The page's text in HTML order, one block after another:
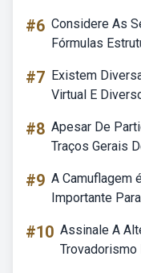
#6 Considere As
Fórmulas
#7 Existem
Virtual E
#8 Apesar De
Traços Gerais
#9 A Camuflagem
Importante
#10 Assinale A
Trovadorismo